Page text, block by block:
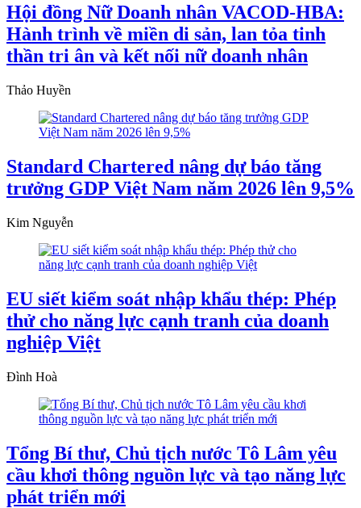
Hội đồng Nữ Doanh nhân VACOD-HBA:
Hành trình về miền di sản, lan tỏa tinh
thần tri ân và kết nối nữ doanh nhân
Thảo Huyền
Standard Chartered nâng dự báo tăng
trưởng GDP Việt Nam năm 2026 lên 9,5%
Kim Nguyễn
EU siết kiểm soát nhập khẩu thép: Phép
thử cho năng lực cạnh tranh của doanh
nghiệp Việt
Đình Hoà
Tổng Bí thư, Chủ tịch nước Tô Lâm yêu
cầu khơi thông nguồn lực và tạo năng lực
phát triển mới